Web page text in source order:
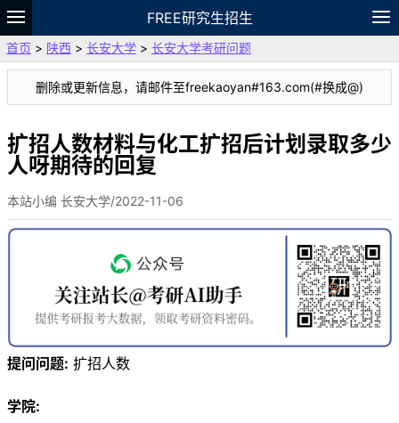
FREE研究生招生
题库
故事 专题 APP 笔记
VIP
资料
首页 > 陕西 > 长安大学 > 长安大学考研问题
删除或更新信息，请邮件至freekaoyan#163.com(#换成@)
扩招人数材料与化工扩招后计划录取多少
人呀期待的回复
本站小编 长安大学/2022-11-06
提问问题: 扩招人数
学院: